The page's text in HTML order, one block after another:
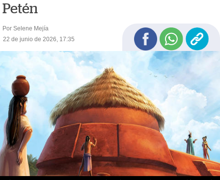
Petén
Por Selene Mejía
22 de junio de 2026, 17:35